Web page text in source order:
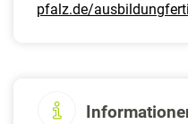
pfalz.de/